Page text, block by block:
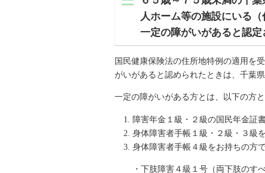
人ホーム等の施設にいる
一定の障がいがあると認定
国民健康保険法の住所地特例の適用を
がいがあると認められたときは、千葉
一定の障がいがある方とは、以下の方と
障害年金１級・２級の国民年金証
身体障害者手帳１級・２級・３級
身体障害者手帳４級をお持ちの方
・下肢障害４級１号（両下肢のす